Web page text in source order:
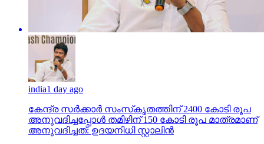
india1 day ago
കേന്ദ്ര സര്‍ക്കാര്‍ സംസ്‌കൃതത്തിന് 2400 കോടി രൂപ
അനുവദിച്ചപ്പോള്‍ തമിഴിന് 150 കോടി രൂപ മാത്രമാണ്
അനുവദിച്ചത്: ഉദയനിധി സ്റ്റാലിന്‍